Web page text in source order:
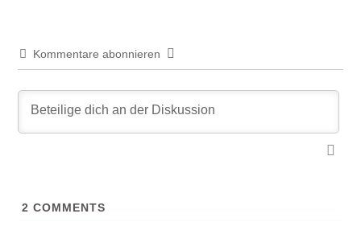
Kommentare abonnieren
2 COMMENTS